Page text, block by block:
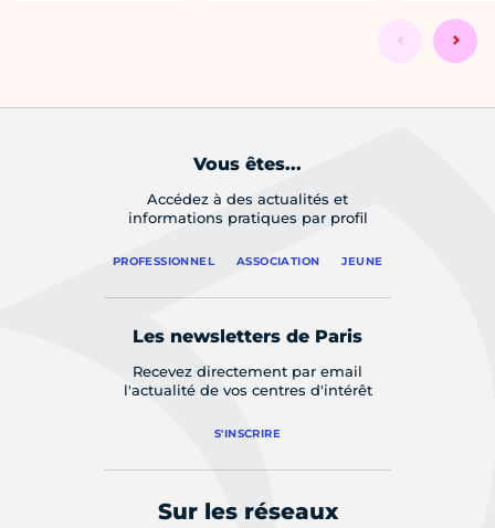
Vous êtes...
Accédez à des actualités et
informations pratiques par profil
PROFESSIONNEL ASSOCIATION JEUNE
Les newsletters de Paris
Recevez directement par email
l'actualité de vos centres d'intérêt
S'INSCRIRE
Sur les réseaux